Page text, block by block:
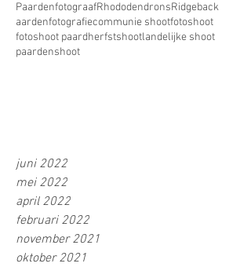
PaardenfotograafRhododendronsRidgeback
aardenfotografiecommunie shootfotoshoot
fotoshoot paardherfstshootlandelijke shoot
paardenshoot
juni 2022
mei 2022
april 2022
februari 2022
november 2021
oktober 2021